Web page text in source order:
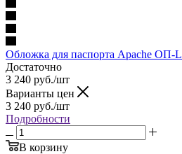
Обложка для паспорта Apache ОП-L
Достаточно
3 240 руб./шт
Варианты цен
3 240 руб./шт
Подробности
В корзину